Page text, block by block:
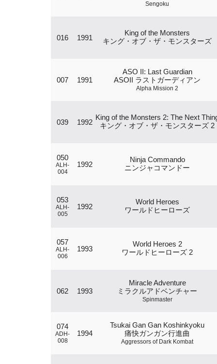
Sengoku
016 1991
King of the Monsters
キング・オブ・ザ・モンスターズ
007 1991
ASO II: Last Guardian
ASOII ラストガーディアン
Alpha Mission 2
039 1992
King of the Monsters 2: The Next
キング・オブ・ザ・モンスターズ 2
050
ALH-
004
1992
Ninja Commando
ニンジャコマンドー
053
ALH-
005
1992
World Heroes
ワールドヒーローズ
057
ALH-
006
1993
World Heroes 2
ワールドヒーローズ 2
062 1993
Miracle Adventure
ミラクルアドベンチャー
Spinmaster
074
ADH-
008
1994
Tsukai Gan Gan Koshinkyoku
痛快ガンガン行進曲
Aggressors of Dark Kombat